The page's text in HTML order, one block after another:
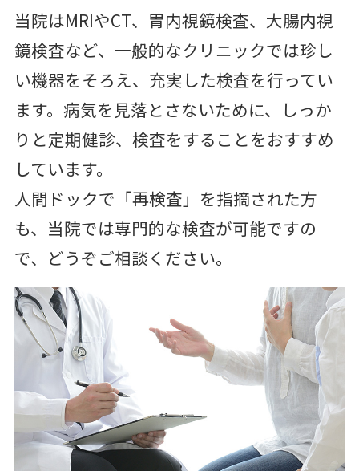
当院はMRIやCT、胃内視鏡検査、大腸内視
鏡検査など、一般的なクリニックでは珍し
い機器をそろえ、充実した検査を行ってい
ます。病気を見落とさないために、しっか
りと定期健診、検査をすることをおすすめ
しています。
人間ドックで「再検査」を指摘された方
も、当院では専門的な検査が可能ですの
で、どうぞご相談ください。